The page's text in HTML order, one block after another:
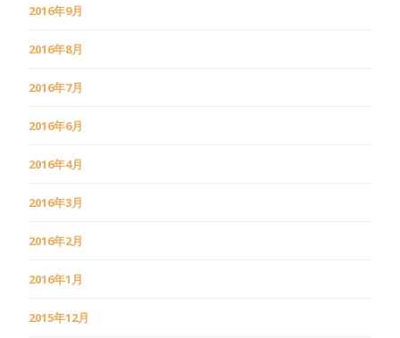
2016年9月
2016年8月
2016年7月
2016年6月
2016年4月
2016年3月
2016年2月
2016年1月
2015年12月